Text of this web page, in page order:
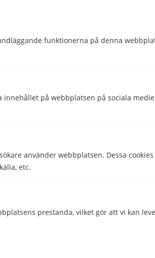
funktionerna på denna
på webbplatsen på sociala
använder webbplatsen. Dessa
etc.
prestanda, vilket gör att vi kan
Ja Nej